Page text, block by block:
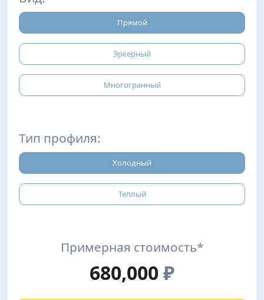
Прямой
Эркерный
Многогранный
Тип профиля:
Холодный
Теплый
Примерная стоимость*
680,000₽